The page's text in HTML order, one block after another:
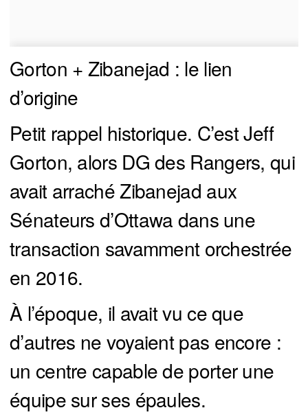
Gorton + Zibanejad : le lien
d’origine
Petit rappel historique. C’est Jeff
Gorton, alors DG des Rangers, qui
avait arraché Zibanejad aux
Sénateurs d’Ottawa dans une
transaction savamment orchestrée
en 2016.
À l’époque, il avait vu ce que
d’autres ne voyaient pas encore :
un centre capable de porter une
équipe sur ses épaules.